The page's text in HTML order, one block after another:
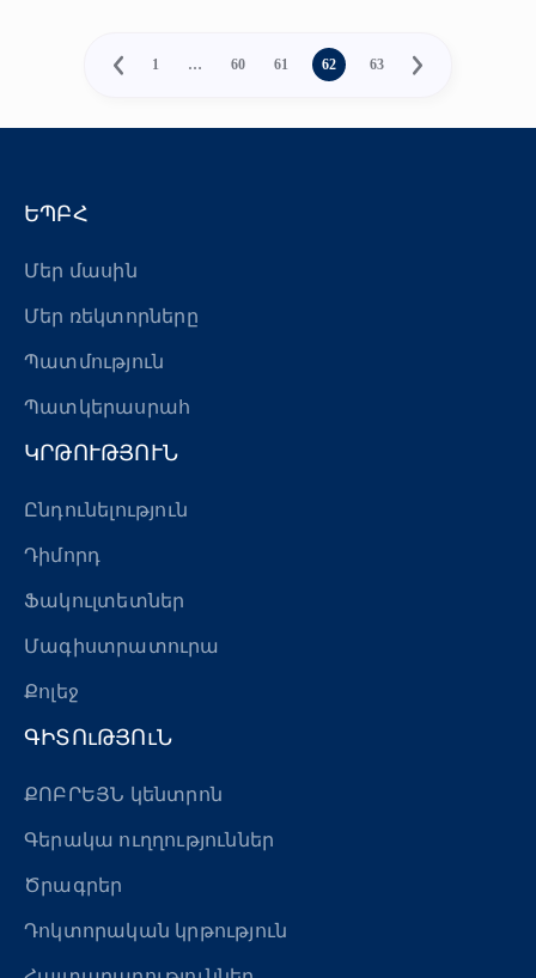
1 … 60 61 62 63
ԵՊԲՀ
Մեր մասին
Մեր ռեկտորները
Պատմություն
Պատկերասրահ
ԿՐԹՈՒԹՅՈՒՆ
Ընդունելություն
Դիմորդ
Ֆակուլտետներ
Մագիստրատուրա
Քոլեջ
ԳԻՏՈւԹՅՈւՆ
ՔՈԲՐԵՅՆ կենտրոն
Գերակա ուղղություններ
Ծրագրեր
Դոկտորական կրթություն